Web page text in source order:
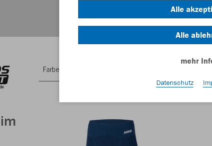
Farbe
Alle
Alle
mehr
Datenschutz